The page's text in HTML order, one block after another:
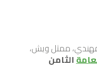
ممثل ويش،
الثامن